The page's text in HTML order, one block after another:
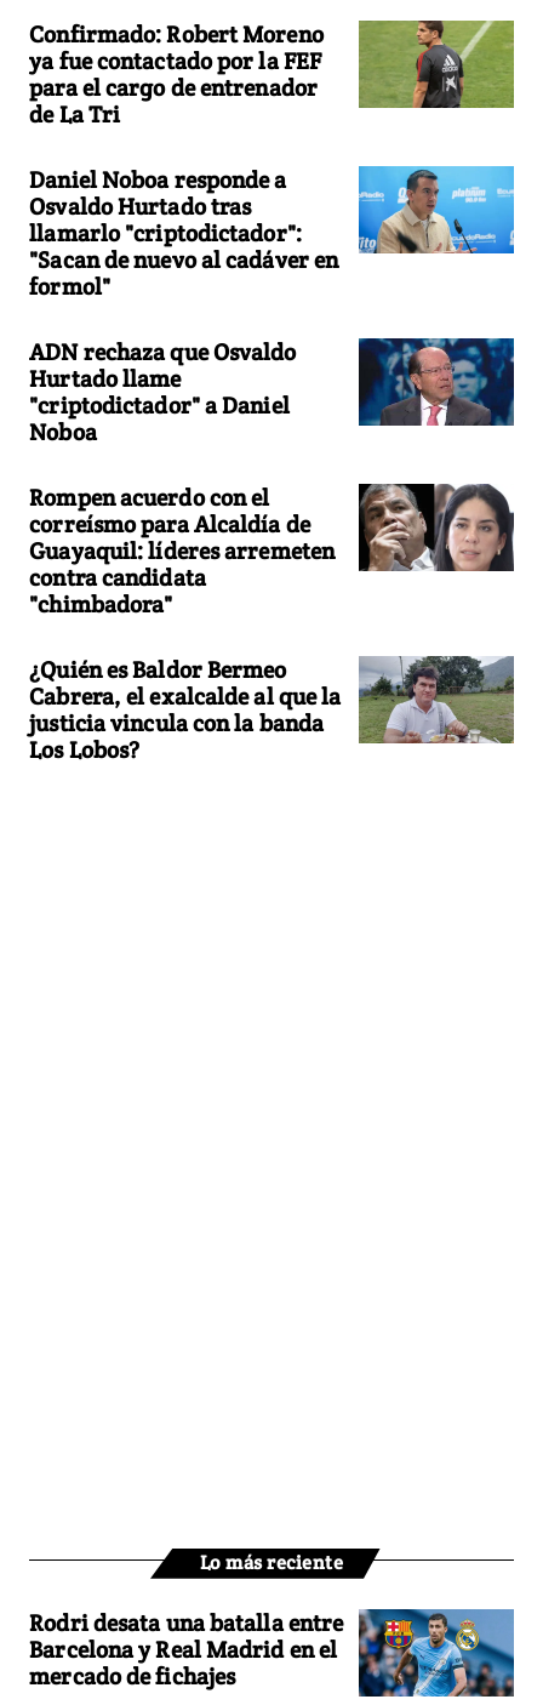
Confirmado: Robert Moreno
ya fue contactado por la FEF
para el cargo de entrenador
de La Tri
Daniel Noboa responde a
Osvaldo Hurtado tras
llamarlo "criptodictador":
"Sacan de nuevo al cadáver en
formol"
ADN rechaza que Osvaldo
Hurtado llame
"criptodictador" a Daniel
Noboa
Rompen acuerdo con el
correísmo para Alcaldía de
Guayaquil: líderes arremeten
contra candidata
"chimbadora"
¿Quién es Baldor Bermeo
Cabrera, el exalcalde al que la
justicia vincula con la banda
Los Lobos?
Lo más reciente
Rodri desata una batalla entre
Barcelona y Real Madrid en el
mercado de fichajes